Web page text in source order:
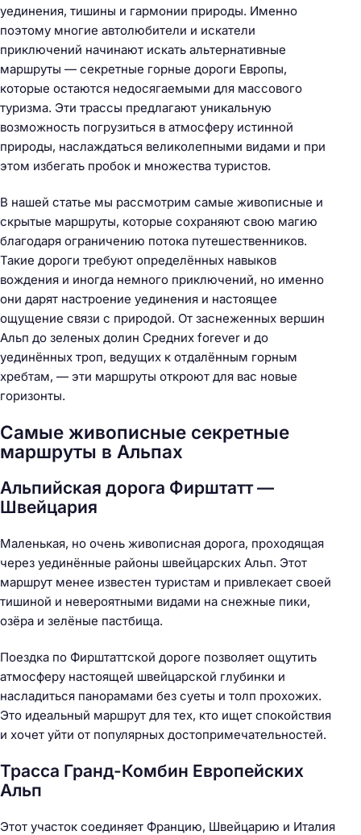
уединения, тишины и гармонии природы. Именно
поэтому многие автолюбители и искатели
приключений начинают искать альтернативные
маршруты — секретные горные дороги Европы,
которые остаются недосягаемыми для массового
туризма. Эти трассы предлагают уникальную
возможность погрузиться в атмосферу истинной
природы, наслаждаться великолепными видами и при
этом избегать пробок и множества туристов.
В нашей статье мы рассмотрим самые живописные и
скрытые маршруты, которые сохраняют свою магию
благодаря ограничению потока путешественников.
Такие дороги требуют определённых навыков
вождения и иногда немного приключений, но именно
они дарят настроение уединения и настоящее
ощущение связи с природой. От заснеженных вершин
Альп до зеленых долин Средних forever и до
уединённых троп, ведущих к отдалённым горным
хребтам, — эти маршруты откроют для вас новые
горизонты.
Самые живописные секретные
маршруты в Альпах
Альпийская дорога Фирштатт —
Швейцария
Маленькая, но очень живописная дорога, проходящая
через уединённые районы швейцарских Альп. Этот
маршрут менее известен туристам и привлекает своей
тишиной и невероятными видами на снежные пики,
озёра и зелёные пастбища.
Поездка по Фирштаттской дороге позволяет ощутить
атмосферу настоящей швейцарской глубинки и
насладиться панорамами без суеты и толп прохожих.
Это идеальный маршрут для тех, кто ищет спокойствия
и хочет уйти от популярных достопримечательностей.
Трасса Гранд-Комбин Европейских
Альп
Этот участок соединяет Францию, Швейцарию и Италия